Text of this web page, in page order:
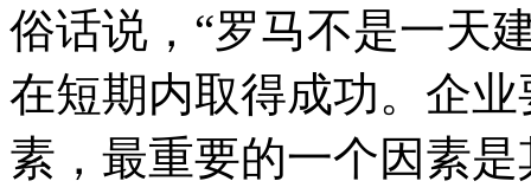
俗话说，“罗马不是一天
在短期内取得成功。企
素，最重要的一个因素